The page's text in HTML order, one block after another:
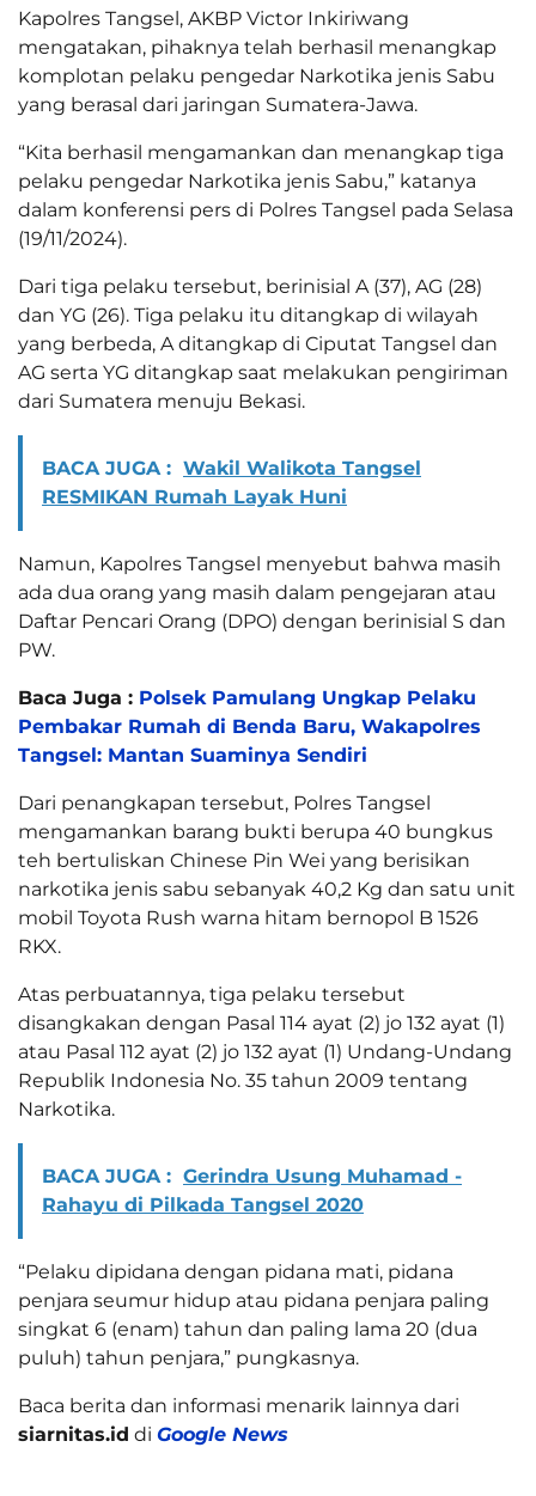
Kapolres Tangsel, AKBP Victor Inkiriwang
mengatakan, pihaknya telah berhasil menangkap
komplotan pelaku pengedar Narkotika jenis Sabu
yang berasal dari jaringan Sumatera-Jawa.
“Kita berhasil mengamankan dan menangkap tiga
pelaku pengedar Narkotika jenis Sabu,” katanya
dalam konferensi pers di Polres Tangsel pada Selasa
(19/11/2024).
Dari tiga pelaku tersebut, berinisial A (37), AG (28)
dan YG (26). Tiga pelaku itu ditangkap di wilayah
yang berbeda, A ditangkap di Ciputat Tangsel dan
AG serta YG ditangkap saat melakukan pengiriman
dari Sumatera menuju Bekasi.
BACA JUGA : Wakil Walikota Tangsel
RESMIKAN Rumah Layak Huni
Namun, Kapolres Tangsel menyebut bahwa masih
ada dua orang yang masih dalam pengejaran atau
Daftar Pencari Orang (DPO) dengan berinisial S dan
PW.
Baca Juga : Polsek Pamulang Ungkap Pelaku
Pembakar Rumah di Benda Baru, Wakapolres
Tangsel: Mantan Suaminya Sendiri
Dari penangkapan tersebut, Polres Tangsel
mengamankan barang bukti berupa 40 bungkus
teh bertuliskan Chinese Pin Wei yang berisikan
narkotika jenis sabu sebanyak 40,2 Kg dan satu unit
mobil Toyota Rush warna hitam bernopol B 1526
RKX.
Atas perbuatannya, tiga pelaku tersebut
disangkakan dengan Pasal 114 ayat (2) jo 132 ayat (1)
atau Pasal 112 ayat (2) jo 132 ayat (1) Undang-Undang
Republik Indonesia No. 35 tahun 2009 tentang
Narkotika.
BACA JUGA : Gerindra Usung Muhamad -
Rahayu di Pilkada Tangsel 2020
“Pelaku dipidana dengan pidana mati, pidana
penjara seumur hidup atau pidana penjara paling
singkat 6 (enam) tahun dan paling lama 20 (dua
puluh) tahun penjara,” pungkasnya.
Baca berita dan informasi menarik lainnya dari
siarnitas.id di Google News